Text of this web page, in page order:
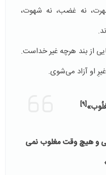
نه غضب، نه شهوت،
از بند هرچه غیر خداست.
او آزاد می‌شوی.
[9]
و هیچ وقت مغلوب نمی